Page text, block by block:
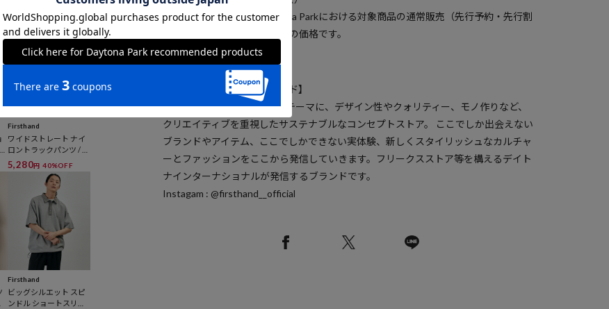
Firsthand
ワイドストレート ナイ
ロントラックパンツ / テ
ーパードシルエット イ
ージーナイロンパンツ
5,280円 40%OFF
Firsthand
ビッグシルエット スピ
ンドル ショートスリー
※「参考価格」とは、Daytona Parkにおける対象商品の通常販売（先行予約・先行割
引は含まれません）開始時点の価格です。
ブランド説明
【Firsthand / ファーストハンド】
Fashion , Sustainable , Art をテーマに、デザイン性やクォリティー、モノ作りなど、
クリエイティブを重視したサステナブルなコンセプトストア。 ここでしか出会えない
ブランドやアイテム、ここでしかできない実体験、新しくスタイリッシュなカルチャ
ーとファッションをここから発信していきます。フリークスストア等を構えるデイト
ナインターナショナルが発信するブランドです。
Instagam : @firsthand__official